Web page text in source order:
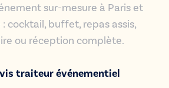
sur-mesure à Paris et
cocktail, buffet, repas assis,
ou réception complète.
traiteur événementiel